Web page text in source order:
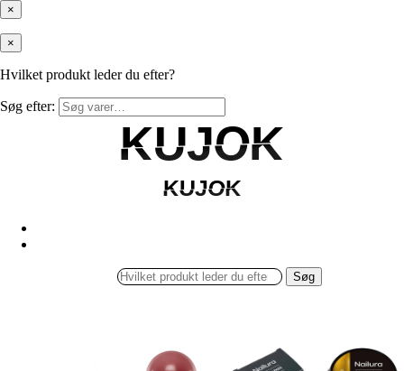
×
×
Hvilket produkt leder du efter?
Søg efter:
KUJOK
KUJOK
KUJOK
KUJOK
Søg